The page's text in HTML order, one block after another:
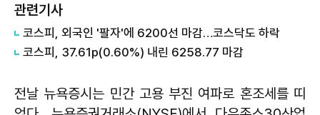
관련기사
코스피, 외국인 '팔자'에 6200선 마감…코스닥도 하락
코스피, 37.61p(0.60%) 내린 6258.77 마감
전날 뉴욕증시는 민간 고용 부진 여파로 혼조세를 띠